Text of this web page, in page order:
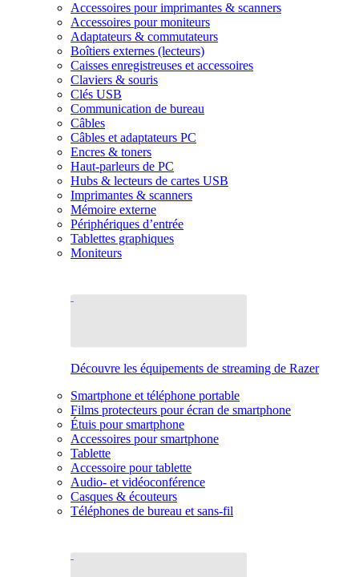
Accessoires pour imprimantes & scanners
Accessoires pour moniteurs
Adaptateurs & commutateurs
Boîtiers externes (lecteurs)
Caisses enregistreuses et accessoires
Claviers & souris
Clés USB
Communication de bureau
Câbles
Câbles et adaptateurs PC
Encres & toners
Haut-parleurs de PC
Hubs & lecteurs de cartes USB
Imprimantes & scanners
Mémoire externe
Périphériques d’entrée
Tablettes graphiques
Moniteurs
Découvre les équipements de streaming de Razer
Smartphone et téléphone portable
Films protecteurs pour écran de smartphone
Étuis pour smartphone
Accessoires pour smartphone
Tablette
Accessoire pour tablette
Audio- et vidéoconférence
Casques & écouteurs
Téléphones de bureau et sans-fil